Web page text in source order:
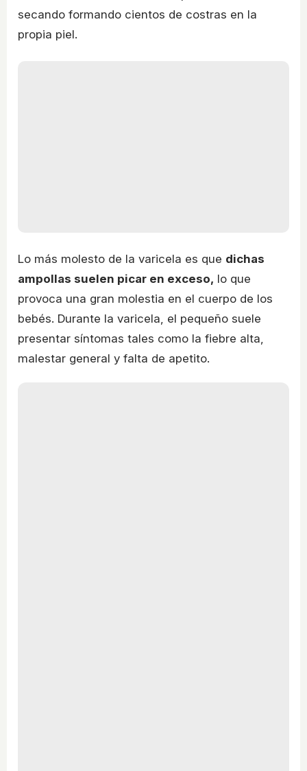
secando formando cientos de costras en la
propia piel.
Lo más molesto de la varicela es que dichas
ampollas suelen picar en exceso, lo que
provoca una gran molestia en el cuerpo de los
bebés. Durante la varicela, el pequeño suele
presentar síntomas tales como la fiebre alta,
malestar general y falta de apetito.